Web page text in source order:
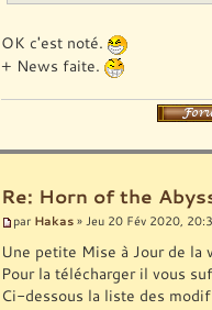
OK c'est noté.
+ News faite.
Re: Horn of the
par Hakas » Jeu 20 Fév 2020,
Une petite Mise à Jour de la
Pour la télécharger il vous
Ci-dessous la liste des